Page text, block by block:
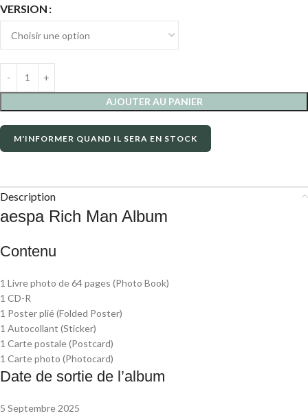
VERSION
AJOUTER AU PANIER
M'INFORMER QUAND IL SERA EN STOCK
Description
aespa Rich Man Album
Contenu
1 Livre photo de 64 pages (Photo Book)
1 CD-R
1 Poster plié (Folded Poster)
1 Autocollant (Sticker)
1 Carte postale (Postcard)
1 Carte photo (Photocard)
Date de sortie de l’album
5 Septembre 2025